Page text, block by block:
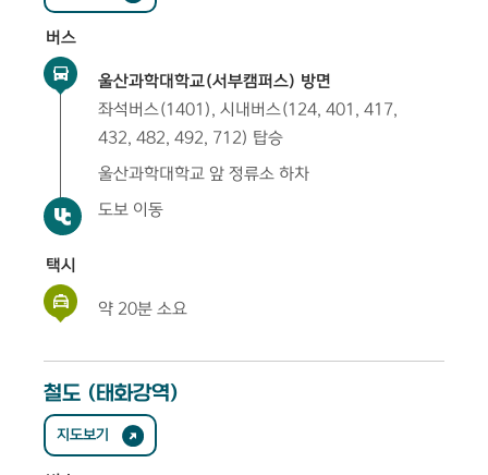
버스
울산과학대학교(서부캠퍼스) 방면
좌석버스(1401), 시내버스(124, 401, 417,
432, 482, 492, 712) 탑승
울산과학대학교 앞 정류소 하차
도보 이동
택시
약 20분 소요
철도 (태화강역)
지도보기